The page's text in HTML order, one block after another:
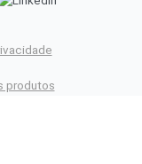
produtos